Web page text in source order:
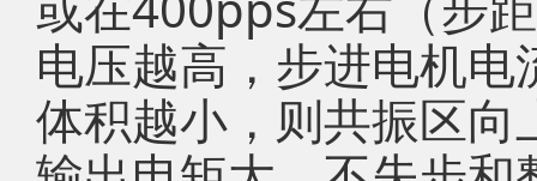
电压越高，步进电机
体积越小，则共振区